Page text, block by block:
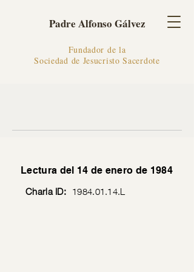
Padre Alfonso Gálvez
Fundador de la
Sociedad de Jesucristo Sacerdote
Lectura del 14 de enero de 1984
Charla ID: 1984.01.14.L